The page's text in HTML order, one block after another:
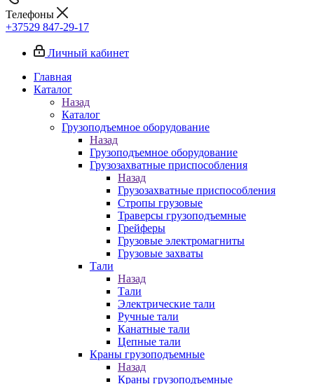
Телефоны
+37529 847-29-17‬
Личный кабинет
Главная
Каталог
Назад
Каталог
Грузоподъемное оборудование
Назад
Грузоподъемное оборудование
Грузозахватные приспособления
Назад
Грузозахватные приспособления
Стропы грузовые
Траверсы грузоподъемные
Грейферы
Грузовые электромагниты
Грузовые захваты
Тали
Назад
Тали
Электрические тали
Ручные тали
Канатные тали
Цепные тали
Краны грузоподъемные
Назад
Краны грузоподъемные